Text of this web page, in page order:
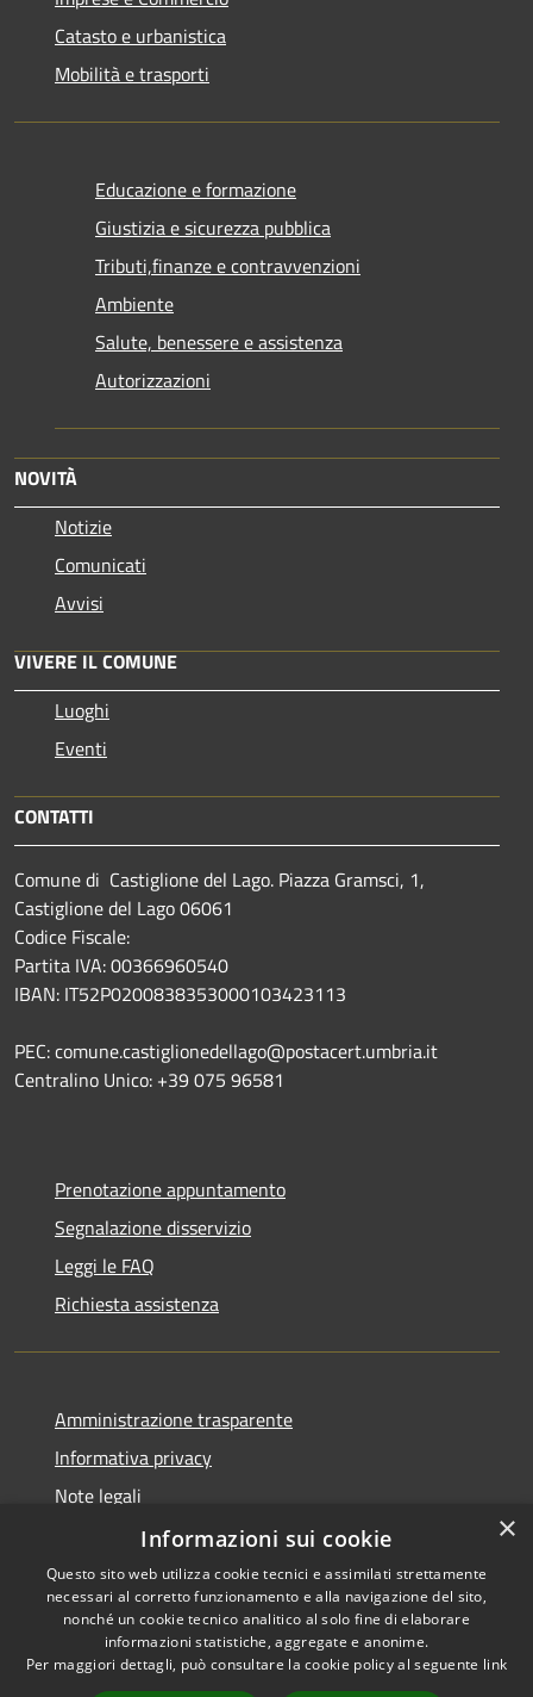
Catasto e urbanistica
Mobilità e trasporti
Educazione e formazione
Giustizia e sicurezza pubblica
Tributi,finanze e contravvenzioni
Ambiente
Salute, benessere e assistenza
Autorizzazioni
NOVITÀ
Notizie
Comunicati
Avvisi
VIVERE IL COMUNE
Luoghi
Eventi
CONTATTI
Comune di Castiglione del Lago. Piazza Gramsci, 1,
Castiglione del Lago 06061
Codice Fiscale:
Partita IVA: 00366960540
IBAN: IT52P0200838353000103423113
PEC: comune.castiglionedellago@postacert.umbria.it
Centralino Unico: +39 075 96581
Prenotazione appuntamento
Segnalazione disservizio
Leggi le FAQ
Richiesta assistenza
Amministrazione trasparente
Informativa privacy
Note legali
Dichiarazione di accessibilità
RSS
Accessibilità
Copyright © 2026 • Comune di
×
Informazioni sui cookie
Questo sito web utilizza cookie tecnici e assimilati strettamente
necessari al corretto funzionamento e alla navigazione del sito,
nonché un cookie tecnico analitico al solo fine di elaborare
informazioni statistiche, aggregate e anonime.
Per maggiori dettagli, può consultare la cookie policy al seguente link